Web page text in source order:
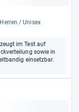
/ Uni­sex
im Test auf
sowie in
einsetzbar.